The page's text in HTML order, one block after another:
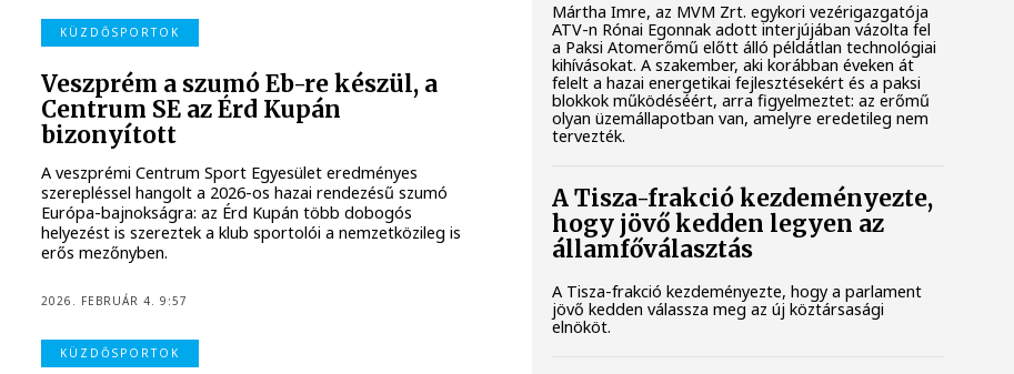
KÜZDŐSPORTOK
Veszprém a szumó Eb-re készül, a
Centrum SE az Érd Kupán
bizonyított
A veszprémi Centrum Sport Egyesület eredményes
szerepléssel hangolt a 2026-os hazai rendezésű szumó
Európa-bajnokságra: az Érd Kupán több dobogós
helyezést is szereztek a klub sportolói a nemzetközileg is
erős mezőnyben.
2026. FEBRUÁR 4. 9:57
KÜZDŐSPORTOK
Mártha Imre, az MVM Zrt. egykori vezérigazgatója
ATV-n Rónai Egonnak adott interjújában vázolta fel
a Paksi Atomerőmű előtt álló példátlan technológiai
kihívásokat. A szakember, aki korábban éveken át
felelt a hazai energetikai fejlesztésekért és a paksi
blokkok működéséért, arra figyelmeztet: az erőmű
olyan üzemállapotban van, amelyre eredetileg nem
tervezték.
A Tisza-frakció kezdeményezte,
hogy jövő kedden legyen az
államfőválasztás
A Tisza-frakció kezdeményezte, hogy a parlament
jövő kedden válassza meg az új köztársasági
elnököt.